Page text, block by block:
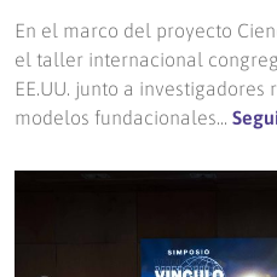
En el marco del proyecto
el taller internacional
EE.UU. junto a
modelos fundacionales...